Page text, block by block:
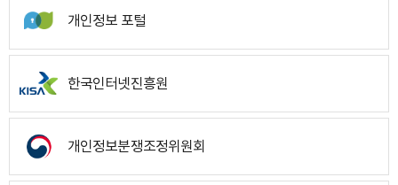
개인정보 포털
한국인터넷진흥원
개인정보분쟁조정위원회